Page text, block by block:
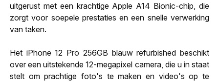
uitgerust met een krachtige Apple A14 Bionic-chip, die
zorgt voor soepele prestaties en een snelle verwerking
van taken.
Het iPhone 12 Pro 256GB blauw refurbished beschikt
over een uitstekende 12-megapixel camera, die u in staat
stelt om prachtige foto's te maken en video's op te